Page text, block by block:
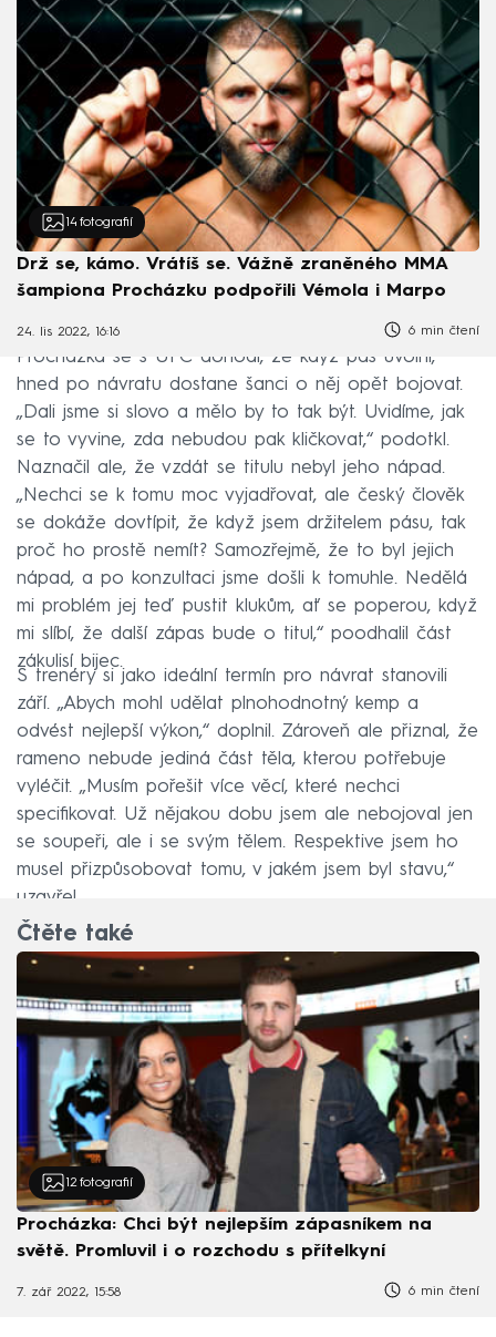
14 fotografií
Drž se, kámo. Vrátíš se. Vážně zraněného MMA
šampiona Procházku podpořili Vémola i Marpo
24. lis 2022, 16:16 6 min čtení
Procházka se s UFC dohodl, že když pás uvolní,
hned po návratu dostane šanci o něj opět bojovat.
„Dali jsme si slovo a mělo by to tak být. Uvidíme, jak
se to vyvine, zda nebudou pak kličkovat,“ podotkl.
Naznačil ale, že vzdát se titulu nebyl jeho nápad.
„Nechci se k tomu moc vyjadřovat, ale český člověk
se dokáže dovtípit, že když jsem držitelem pásu, tak
proč ho prostě nemít? Samozřejmě, že to byl jejich
nápad, a po konzultaci jsme došli k tomuhle. Nedělá
mi problém jej teď pustit klukům, ať se poperou, když
mi slíbí, že další zápas bude o titul,“ poodhalil část
zákulisí bijec.
S trenéry si jako ideální termín pro návrat stanovili
září. „Abych mohl udělat plnohodnotný kemp a
odvést nejlepší výkon,“ doplnil. Zároveň ale přiznal, že
rameno nebude jediná část těla, kterou potřebuje
vyléčit. „Musím pořešit více věcí, které nechci
specifikovat. Už nějakou dobu jsem ale nebojoval jen
se soupeři, ale i se svým tělem. Respektive jsem ho
musel přizpůsobovat tomu, v jakém jsem byl stavu,“
uzavřel.
Čtěte také
12 fotografií
Procházka: Chci být nejlepším zápasníkem na
světě. Promluvil i o rozchodu s přítelkyní
7. zář 2022, 15:58 6 min čtení